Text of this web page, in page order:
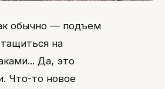
обычно — подъем
на
Да, это
Что-то новое